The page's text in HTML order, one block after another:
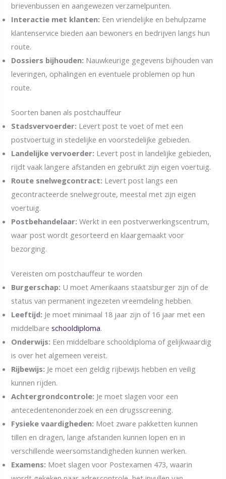
brievenbussen en aangewezen verzamelpunten.
Interactie met klanten: Een vriendelijke en behulpzame
klantenservice bieden aan bewoners en bedrijven langs hun
route.
Dossiers bijhouden: Nauwkeurige gegevens bijhouden van
leveringen, ophalingen en eventuele problemen op hun
route.
Soorten banen als postchauffeur
Stadsvervoerder: Levert post te voet of met een
postvoertuig in stedelijke en voorstedelijke gebieden.
Landelijke vervoerder: Levert post in landelijke gebieden,
rijdt vaak langere afstanden en gebruikt zijn eigen voertuig.
Route snelwegcontract: Levert post langs een
gecontracteerde snelwegroute, meestal met zijn eigen
voertuig.
Postbehandelaar: Werkt in een postverwerkingscentrum,
waar post wordt gesorteerd en klaargemaakt voor
bezorging.
Vereisten om postchauffeur te worden
Burgerschap: U moet Amerikaans staatsburger zijn of de
status van permanent ingezeten vreemdeling hebben.
Leeftijd: Je moet minimaal 18 jaar zijn of 16 jaar met een
middelbareschooldiploma.
Onderwijs: Een middelbare schooldiploma of gelijkwaardig
is over het algemeen vereist.
Rijbewijs: Je moet een geldig rijbewijs hebben en veilig
kunnen rijden.
Achtergrondcontrole: Je moet slagen voor een
antecedentenonderzoek en een drugsscreening.
Fysieke vaardigheden: Moet zware pakketten kunnen
tillen en dragen, lange afstanden kunnen lopen en in
verschillende weersomstandigheden kunnen werken.
Examens: Moet slagen voor Postexamen 473, waarin